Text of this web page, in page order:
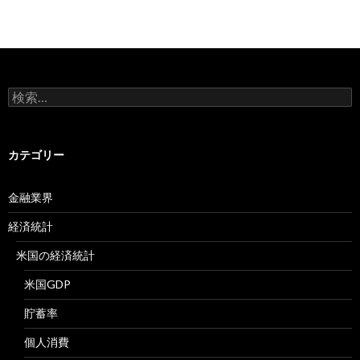
検
索:
カテゴリー
金融業界
経済統計
米国の経済統計
米国GDP
貯蓄率
個人消費